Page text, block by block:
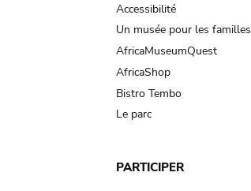
Accessibilité
Un musée pour les familles
AfricaMuseumQuest
AfricaShop
Bistro Tembo
Le parc
PARTICIPER